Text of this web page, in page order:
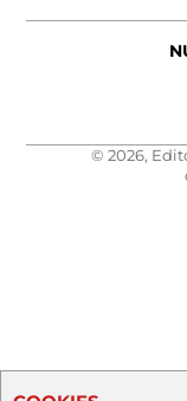
© 2026,